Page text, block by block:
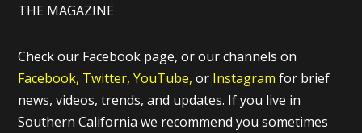
THE MAGAZINE
Check our Facebook page, or our channels on
Facebook, Twitter, YouTube, or Instagram for brief
news, videos, trends, and updates. If you live in
Southern California we recommend you sometimes